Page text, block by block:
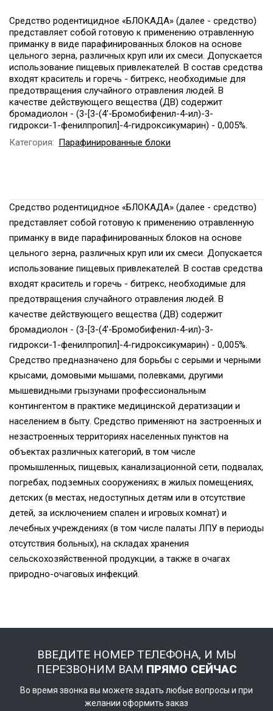
Средство родентицидное «БЛОКАДА» (далее - средство)
представляет собой готовую к применению отравленную
приманку в виде парафинированных блоков на основе
цельного зерна, различных круп или их смеси. Допускается
использование пищевых привлекателей. В состав средства
входят краситель и горечь - битрекс, необходимые для
предотвращения случайного отравления людей. В
качестве действующего вещества (ДВ) содержит
бромадиолон - (3-[3-(4'-Бромобифенил-4-ил)-3-
гидрокси-1-фенилпропил]-4-гидроксикумарин) - 0,005%.
Категория: Парафинированные блоки
Средство родентицидное «БЛОКАДА» (далее - средство)
представляет собой готовую к применению отравленную
приманку в виде парафинированных блоков на основе
цельного зерна, различных круп или их смеси. Допускается
использование пищевых привлекателей. В состав средства
входят краситель и горечь - битрекс, необходимые для
предотвращения случайного отравления людей. В
качестве действующего вещества (ДВ) содержит
бромадиолон - (3-[3-(4'-Бромобифенил-4-ил)-3-
гидрокси-1-фенилпропил]-4-гидроксикумарин) - 0,005%.
Средство предназначено для борьбы с серыми и черными
крысами, домовыми мышами, полевками, другими
мышевидными грызунами профессиональным
контингентом в практике медицинской дератизации и
населением в быту. Средство применяют на застроенных и
незастроенных территориях населенных пунктов на
объектах различных категорий, в том числе
промышленных, пищевых, канализационной сети, подвалах,
погребах, подземных сооружениях; в жилых помещениях,
детских (в местах, недоступных детям или в отсутствие
детей, за исключением спален и игровых комнат) и
лечебных учреждениях (в том числе палаты ЛПУ в периоды
отсутствия больных), на складах хранения
сельскохозяйственной продукции, а также в очагах
природно-очаговых инфекций.
ВВЕДИТЕ НОМЕР ТЕЛЕФОНА, И МЫ
ПЕРЕЗВОНИМ ВАМ ПРЯМО СЕЙЧАС
Во время звонка вы можете задать любые вопросы и при
желании оформить заказ